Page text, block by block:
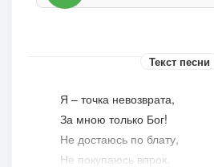
Текст песни
­­Я – точка невозврата,
За мною только Бог!
Не достаюсь по блату,
Не покупаюсь впрок.